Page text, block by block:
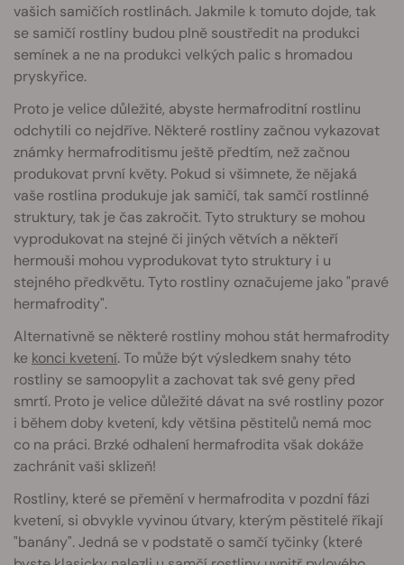
vašich samičích rostlinách. Jakmile k tomuto dojde, tak
se samičí rostliny budou plně soustředit na produkci
semínek a ne na produkci velkých palic s hromadou
pryskyřice.
Proto je velice důležité, abyste hermafroditní rostlinu
odchytili co nejdříve. Některé rostliny začnou vykazovat
známky hermafroditismu ještě předtím, než začnou
produkovat první květy. Pokud si všimnete, že nějaká
vaše rostlina produkuje jak samičí, tak samčí rostlinné
struktury, tak je čas zakročit. Tyto struktury se mohou
vyprodukovat na stejné či jiných větvích a někteří
hermouši mohou vyprodukovat tyto struktury i u
stejného předkvětu. Tyto rostliny označujeme jako "pravé
hermafrodity".
Alternativně se některé rostliny mohou stát hermafrodity
ke konci kvetení. To může být výsledkem snahy této
rostliny se samoopylit a zachovat tak své geny před
smrtí. Proto je velice důležité dávat na své rostliny pozor
i během doby kvetení, kdy většina pěstitelů nemá moc
co na práci. Brzké odhalení hermafrodita však dokáže
zachránit vaši sklizeň!
Rostliny, které se přemění v hermafrodita v pozdní fázi
kvetení, si obvykle vyvinou útvary, kterým pěstitelé říkají
"banány". Jedná se v podstatě o samčí tyčinky (které